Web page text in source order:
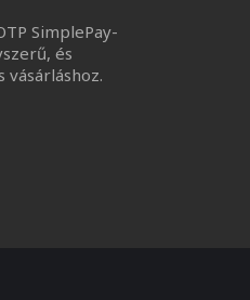
SimplePay-
és
vásárláshoz.